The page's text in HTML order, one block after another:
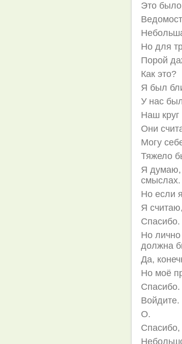
Это было
Но для
Порой
Как это?
Я был
У нас
Наш круг
Они
Могу
Тяжело
Я думаю,
смыслах.
Но если
Я
Спасибо.
Но лично
должна
Да,
Но моё
Спасибо.
Войдите.
О.